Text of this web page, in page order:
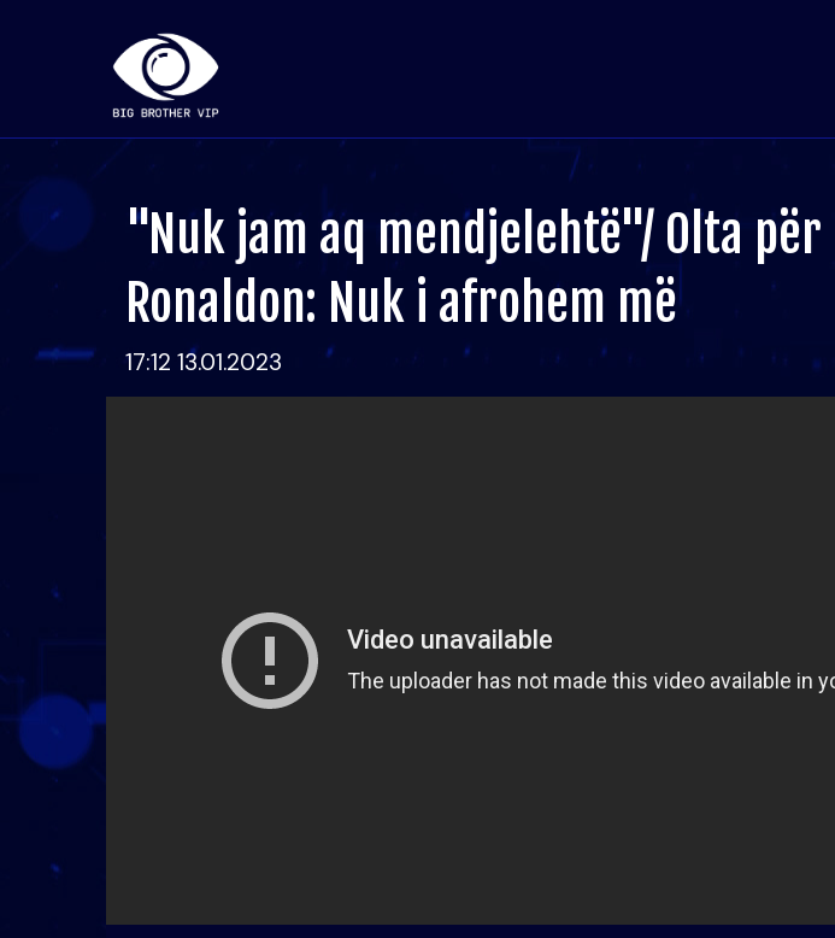
"Nuk jam aq mendjelehtë"/ Olta për
Ronaldon: Nuk i afrohem më
17:12 13.01.2023